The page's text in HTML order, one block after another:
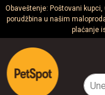
Obaveštenje: Poštovani
porudžbina u našim
plaćanje
Psi
Mačke
Glodari